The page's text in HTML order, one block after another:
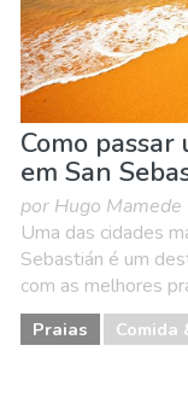
Como
em San
por Hugo
Uma das cidades
Sebastián é um
com as melhores
Praias Comida